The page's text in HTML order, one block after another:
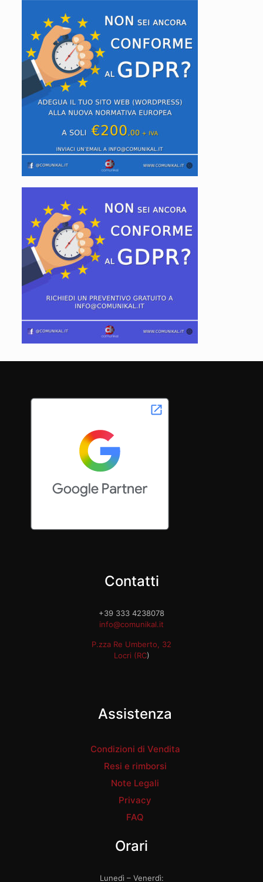
Contatti
+39 333 4238078
info@comunikal.it
P.zza Re Umberto, 32
Locri (RC)
Assistenza
Condizioni di Vendita
Resi e rimborsi
Note Legali
Privacy
FAQ
Orari
Lunedì – Venerdì: